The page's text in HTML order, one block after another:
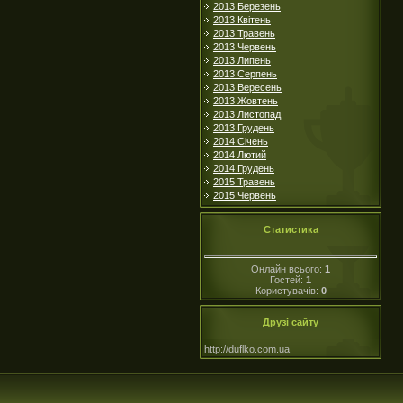
2013 Березень
2013 Квітень
2013 Травень
2013 Червень
2013 Липень
2013 Серпень
2013 Вересень
2013 Жовтень
2013 Листопад
2013 Грудень
2014 Січень
2014 Лютий
2014 Грудень
2015 Травень
2015 Червень
Статистика
Онлайн всього: 1
Гостей: 1
Користувачів: 0
Друзі сайту
http://duflko.com.ua